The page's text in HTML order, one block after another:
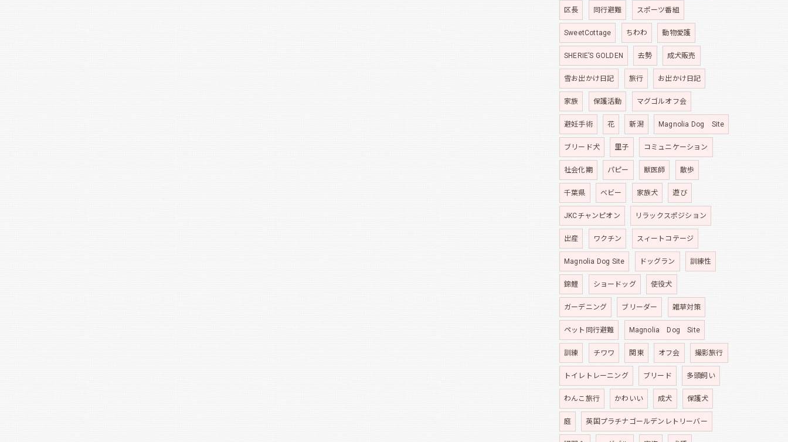
区長 同行避難 スポーツ番組
SweetCottage ちわわ 動物愛護
SHERIE’S GOLDEN 去勢 成犬販売
雪お出かけ日記 旅行 お出かけ日記
家族 保護活動 マグゴルオフ会
避妊手術 花 新潟 Magnolia Dog Site
ブリード犬 里子 コミュニケーション
社会化期 パピー 獣医師 散歩
千葉県 ベビー 家族犬 遊び
JKCチャンピオン リラックスポジション
出産 ワクチン スィートコテージ
Magnolia Dog Site ドッグラン 訓練性
錦鯉 ショードッグ 使役犬
ガーデニング ブリーダー 雑草対策
ペット同行避難 Magnolia Dog Site
訓練 チワワ 関東 オフ会 撮影旅行
トイレトレーニング ブリード 多頭飼い
わんこ旅行 かわいい 成犬 保護犬
庭 英国プラチナゴールデンレトリーバー